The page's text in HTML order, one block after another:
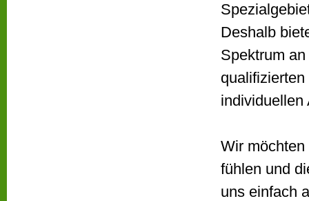
Deshalb
Spektrum
individuellen
Wir
fühlen und
uns einfach